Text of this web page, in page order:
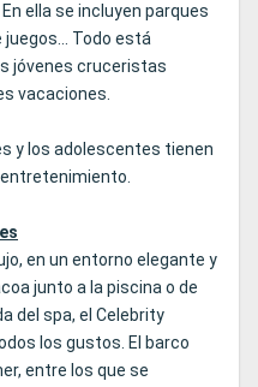
ella se incluyen parques
Todo está
jóvenes cruceristas
vacaciones.
y los adolescentes tienen
en un entorno elegante y
junto a la piscina o de
del spa, el Celebrity
los gustos. El barco
entre los que se